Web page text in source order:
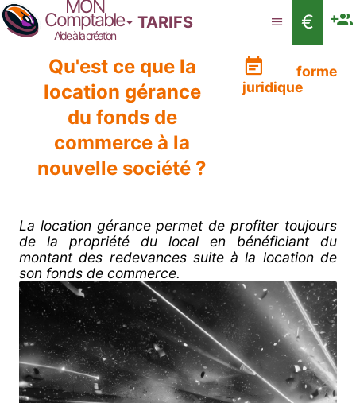
MON
Comptable
Aide à la création
TARIFS
€
Qu'est ce que la
location gérance
du fonds de
commerce à la
nouvelle société ?
forme
juridique
La location gérance permet de profiter toujours
de la propriété du local en bénéficiant du
montant des redevances suite à la location de
son fonds de commerce.